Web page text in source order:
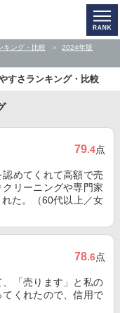
キング・比較
2024年版
すさランキング・比較
79.4点
めてくれて高額で売
リーニングや専門家
た。（60代以上／女
78.6点
「売ります」と私の
くれたので、信用で